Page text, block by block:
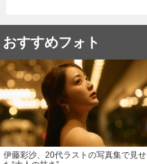
おすすめフォト
伊藤彩沙、20代ラストの写真集で見せ